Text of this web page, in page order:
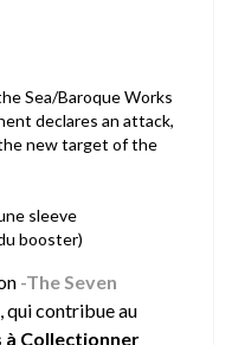
Sea/Baroque Works
declares an attack,
new target of the
sleeve
booster)
-The Seven
, qui contribue au
à Collectionner